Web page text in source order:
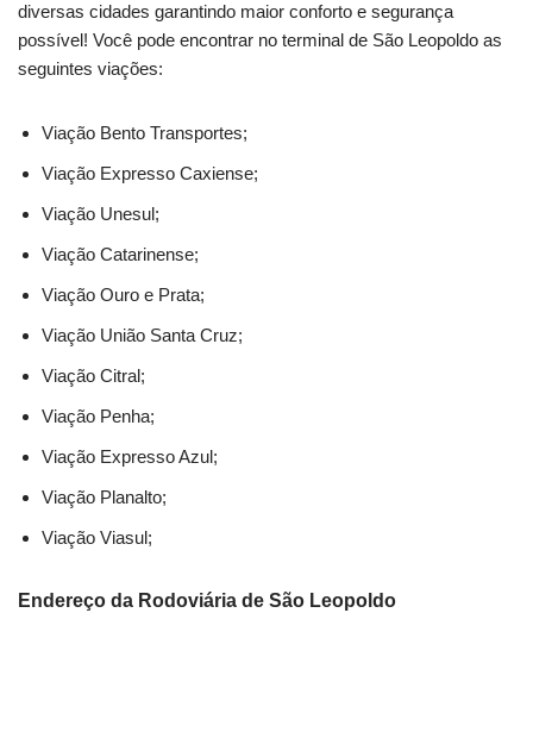
diversas cidades garantindo maior conforto e segurança
possível! Você pode encontrar no terminal de São Leopoldo as
seguintes viações:
Viação Bento Transportes;
Viação Expresso Caxiense;
Viação Unesul;
Viação Catarinense;
Viação Ouro e Prata;
Viação União Santa Cruz;
Viação Citral;
Viação Penha;
Viação Expresso Azul;
Viação Planalto;
Viação Viasul;
Endereço da Rodoviária de São Leopoldo